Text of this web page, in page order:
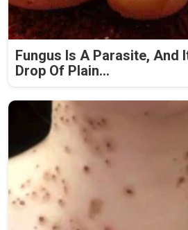
Fungus Is A Parasite, And
Drop Of Plain...